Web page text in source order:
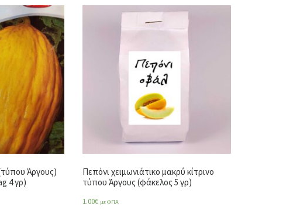
Άργους)
4 γρ)
Πεπόνι χειμωνιάτικο μακρύ κίτρινο
τύπου Άργους (φάκελος 5 γρ)
1.00€ με ΦΠΑ